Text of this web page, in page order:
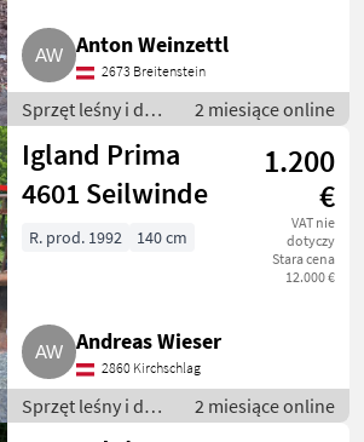
Anton Weinzettl
2673 Breitenstein
Sprzęt leśny i do
obróbki drewna /
Wciągarki linowe
2 miesiące online
Igland Prima
4601 Seilwinde
1.200
€
VAT nie
dotyczy
Stara cena
12.000 €
R. prod. 1992 140 cm
Andreas Wieser
2860 Kirchschlag
Sprzęt leśny i do
obróbki drewna /
2 miesiące online